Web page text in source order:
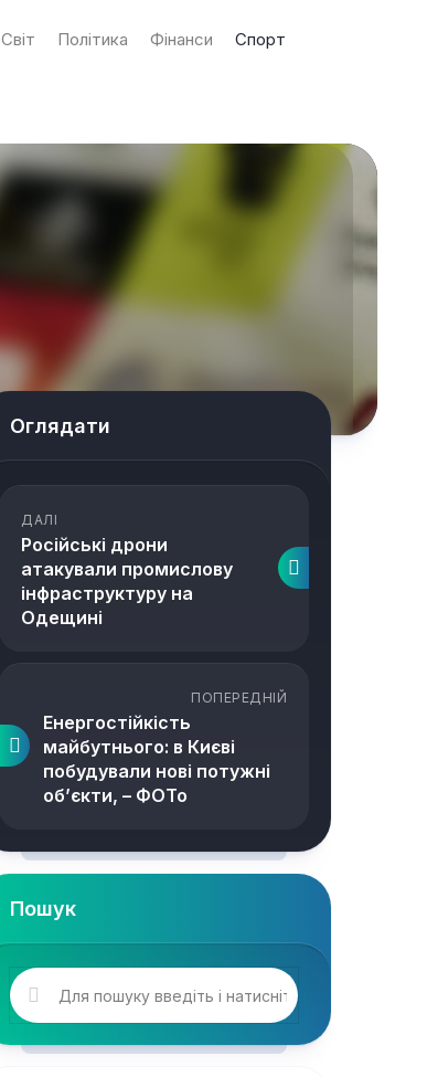
Світ Політика Фінанси
Спорт
Оглядати
ДАЛІ
Російські дрони
атакували промислову
інфраструктуру на
Одещині
ПОПЕРЕДНІЙ
Енергостійкість
майбутнього: в Києві
побудували нові потужні
об’єкти, – ФОТо
Пошук